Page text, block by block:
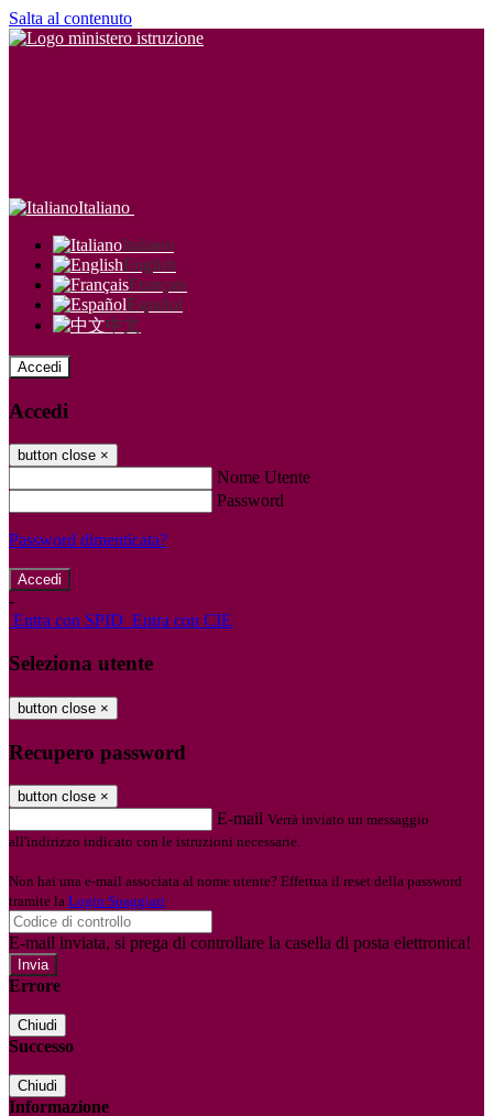
Salta al contenuto
Italiano
Italiano
English
Français
Español
中文
Accedi
Accedi
button close ×
Nome Utente
Password
Password dimenticata?
-
Entra con SPID Entra con CIE
Seleziona utente
button close ×
Recupero password
button close ×
E-mail Verrà inviato un messaggio
all'indirizzo indicato con le istruzioni necessarie.
Non hai una e-mail associata al nome utente? Effettua il reset della password
tramite la Login Spaggiari
E-mail inviata, si prega di controllare la casella di posta elettronica!
Errore
Chiudi
Successo
Chiudi
Informazione